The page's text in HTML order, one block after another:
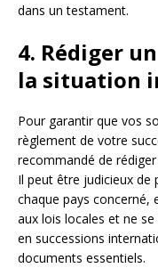
dans un testament.
4. Rédiger
la situation
Pour garantir que vos
règlement de votre
recommandé de
Il peut être judicieux
chaque pays concerné,
aux lois locales et ne
en successions
documents essentiels.